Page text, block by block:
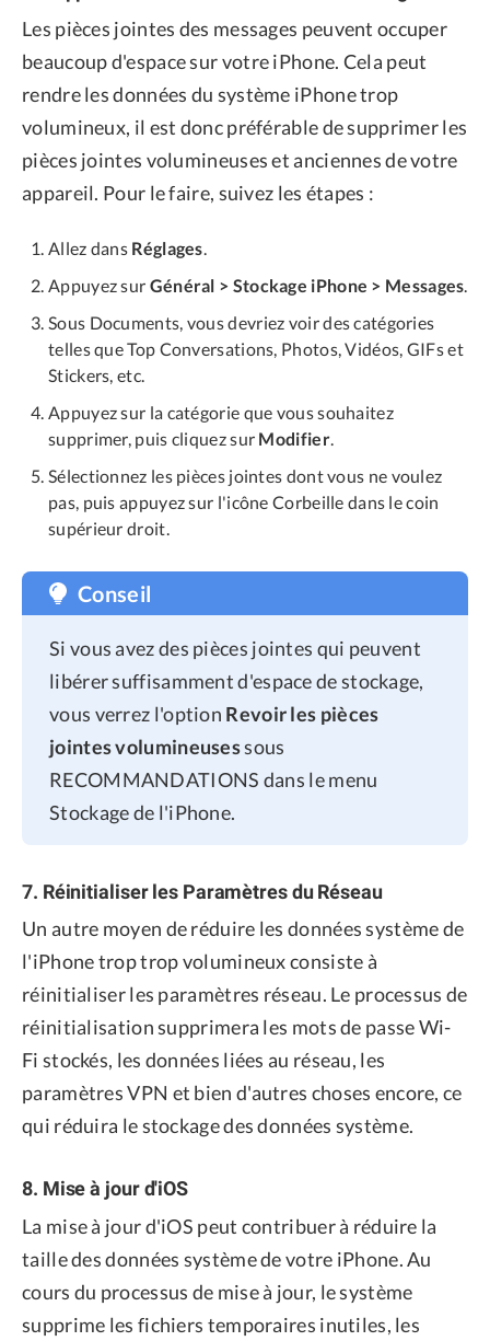
Les pièces jointes des messages peuvent occuper
beaucoup d'espace sur votre iPhone. Cela peut
rendre les données du système iPhone trop
volumineux, il est donc préférable de supprimer les
pièces jointes volumineuses et anciennes de votre
appareil. Pour le faire, suivez les étapes :
Allez dans Réglages
Appuyez sur Général > Stockage iPhone > Messages
Sous Documents, vous devriez voir des catégories
telles que Top Conversations, Photos, Vidéos, GIFs et
Stickers, etc.
Appuyez sur la catégorie que vous souhaitez
supprimer, puis cliquez sur Modifier.
Sélectionnez les pièces jointes dont vous ne voulez
pas, puis appuyez sur l'icône Corbeille dans le coin
supérieur droit.
Conseil
Si vous avez des pièces jointes qui peuvent
libérer suffisamment d'espace de stockage,
vous verrez l'option Revoir les pièces
jointes volumineusessous
RECOMMANDATIONS dans le menu
Stockage de l'iPhone.
7. Réinitialiser les Paramètres du Réseau
Un autre moyen de réduire les données système de
l'iPhone trop trop volumineux consiste à
réinitialiser les paramètres réseau. Le processus de
réinitialisation supprimera les mots de passe Wi-
Fi stockés, les données liées au réseau, les
paramètres VPN et bien d'autres choses encore, ce
qui réduira le stockage des données système.
8. Mise à jour d'iOS
La mise à jour d'iOS peut contribuer à réduire la
taille des données système de votre iPhone. Au
cours du processus de mise à jour, le système
supprime les fichiers temporaires inutiles, les